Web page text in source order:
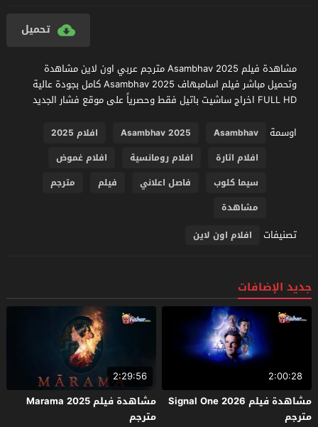
تحميل
مشاهدة فيلم Asambhav 2025 مترجم عربي اون لاين مشاهدة
وتحميل مباشر فيلم اسامبهاف Asambhav 2025 كامل بجودة عالية
FULL HD اخراج ساشيت باتيل فقط وحصرياً على موقع فشار الجديد
اوسمة
Asambhav
Asambhav 2025
افلام 2025
افلام اثارة
افلام رومانسية
افلام غموض
سيما كلوب
فاصل اعلاني فيلم
مترجم
مشاهدة
تصنيفات افلام اون لاين
جديد الإضافات
2:00:28
مشاهدة فيلم Signal One 2026
مترجم
2:29:56
مشاهدة فيلم Marama 2025
مترجم